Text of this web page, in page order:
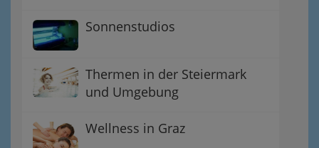
Sonnenstudios
Thermen in der Steiermark
und Umgebung
Wellness in Graz